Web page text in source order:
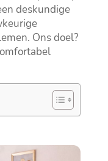
deskundige
Ons doel?